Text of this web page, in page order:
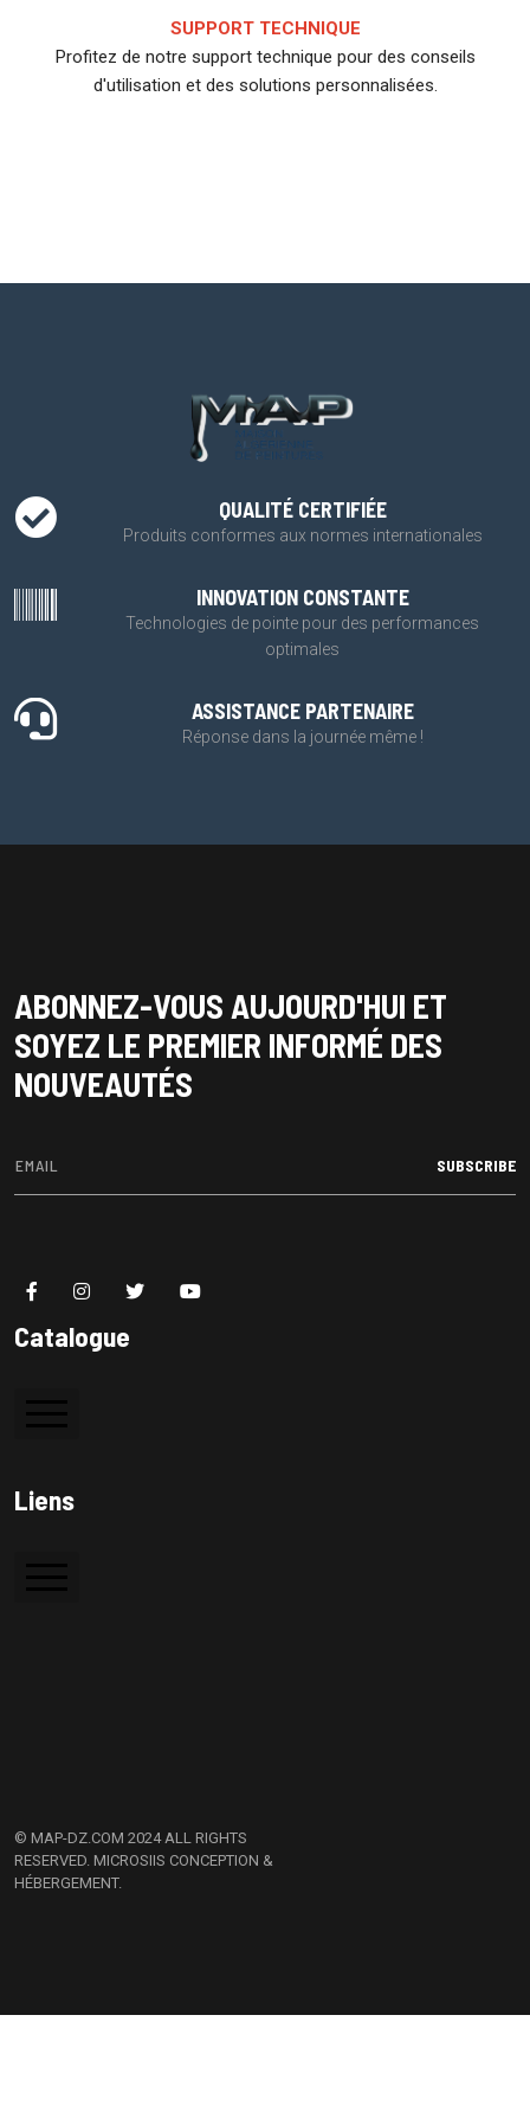
SUPPORT TECHNIQUE
Profitez de notre support technique pour des conseils
d'utilisation et des solutions personnalisées.
QUALITÉ CERTIFIÉE
Produits conformes aux normes internationales
INNOVATION CONSTANTE
Technologies de pointe pour des performances
optimales
ASSISTANCE PARTENAIRE
Réponse dans la journée même !
ABONNEZ-VOUS AUJOURD'HUI ET
SOYEZ LE PREMIER INFORMÉ DES
NOUVEAUTÉS
SUBSCRIBE
Catalogue
Liens
© MAP-DZ.COM 2024 ALL RIGHTS
RESERVED. MICROSIIS CONCEPTION &
HÉBERGEMENT.